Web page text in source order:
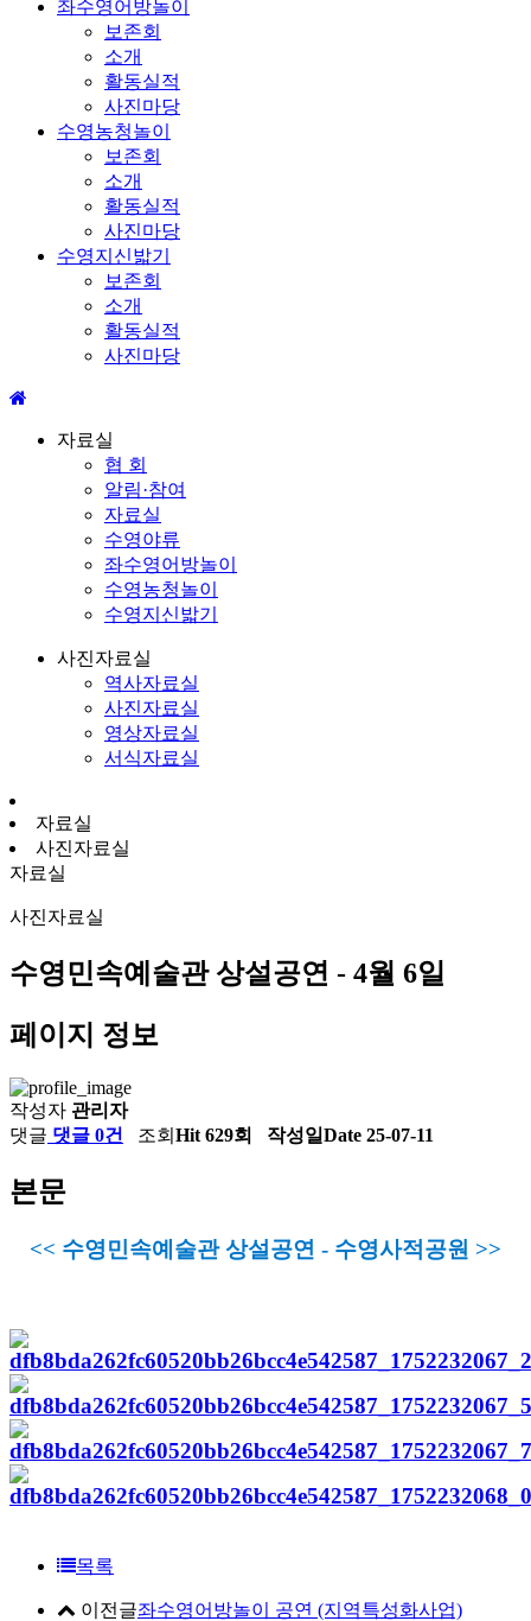
좌수영어방놀이
보존회
소개
활동실적
사진마당
수영농청놀이
보존회
소개
활동실적
사진마당
수영지신밟기
보존회
소개
활동실적
사진마당
자료실
협 회
알림·참여
자료실
수영야류
좌수영어방놀이
수영농청놀이
수영지신밟기
사진자료실
역사자료실
사진자료실
영상자료실
서식자료실
자료실
사진자료실
자료실
사진자료실
수영민속예술관 상설공연 - 4월 6일
페이지 정보
작성자 관리자
댓글 댓글 0건 조회 Hit 629회 작성일Date 25-07-11
본문
<< 수영민속예술관 상설공연 - 수영사적공원 >>
목록
이전글좌수영어방놀이 공연 (지역특성화사업)